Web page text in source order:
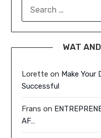
WAT
Lorette on Make Your
Successful
Frans on
AF…